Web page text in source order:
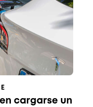
cargarse un